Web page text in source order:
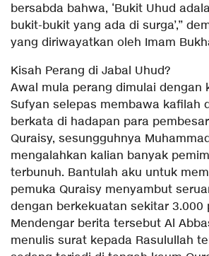
bersabda bahwa, ‘Bukit Uhud
bukit-bukit yang ada di surga’,”
yang diriwayatkan oleh Imam
Kisah Perang di Jabal Uhud?
Awal mula perang dimulai dengan
Sufyan selepas membawa kafilah
berkata di hadapan para
Quraisy, sesungguhnya
mengalahkan kalian banyak
terbunuh. Bantulah aku untuk
pemuka Quraisy menyambut
dengan berkekuatan sekitar 3.000
Mendengar berita tersebut Al
menulis surat kepada Rasulullah